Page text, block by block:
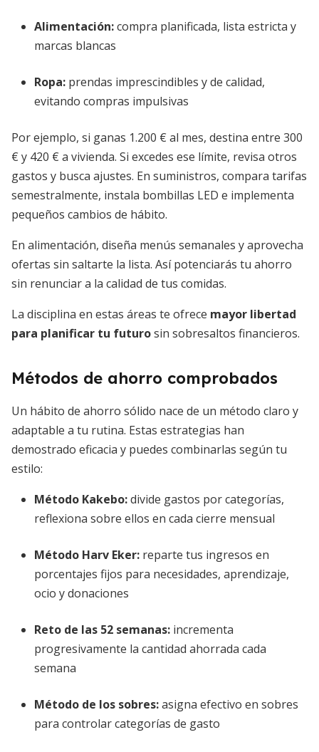
Alimentación:compra planificada, lista estricta y
marcas blancas
Ropa: prendas imprescindibles y de calidad,
evitando compras impulsivas
Por ejemplo, si ganas 1.200 € al mes, destina entre 300
€ y 420 € a vivienda. Si excedes ese límite, revisa otros
gastos y busca ajustes. En suministros, compara tarifas
semestralmente, instala bombillas LED e implementa
pequeños cambios de hábito.
En alimentación, diseña menús semanales y aprovecha
ofertas sin saltarte la lista. Así potenciarás tu ahorro
sin renunciar a la calidad de tus comidas.
La disciplina en estas áreas te ofrece mayor libertad
para planificar tu futurosin sobresaltos financieros.
Métodos de ahorro comprobados
Un hábito de ahorro sólido nace de un método claro y
adaptable a tu rutina. Estas estrategias han
demostrado eficacia y puedes combinarlas según tu
estilo:
Método Kakebo:divide gastos por categorías,
reflexiona sobre ellos en cada cierre mensual
Método Harv Eker: reparte tus ingresos en
porcentajes fijos para necesidades, aprendizaje,
ocio y donaciones
Reto de las 52 semanas: incrementa
progresivamente la cantidad ahorrada cada
semana
Método de los sobres:asigna efectivo en sobres
para controlar categorías de gasto